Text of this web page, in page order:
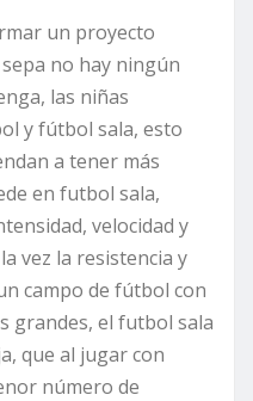
un proyecto
no hay ningún
las niñas
y fútbol sala, esto
a tener más
en futbol sala,
velocidad y
vez la resistencia y
campo de fútbol con
grandes, el futbol sala
que al jugar con
número de